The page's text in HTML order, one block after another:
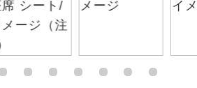
全てのお食事が付いていますので、お食
事の心配はいりません。（機内食を除
く）
お部屋にてゆっくりとお召し上がりいた